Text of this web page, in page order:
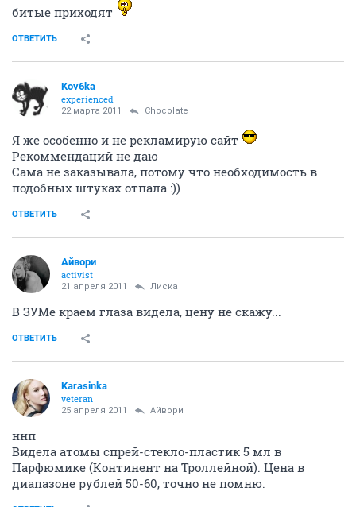
битые приходят
ОТВЕТИТЬ
Kov6ka
experienced
22 марта 2011 Chocolate
Я же особенно и не рекламирую сайт
Рекоммендаций не даю
Сама не заказывала, потому что необходимость в
подобных штуках отпала :))
ОТВЕТИТЬ
Айвори
activist
21 апреля 2011 Лиска
В ЗУМе краем глаза видела, цену не скажу...
ОТВЕТИТЬ
Karasinka
veteran
25 апреля 2011 Айвори
ннп
Видела атомы спрей-стекло-пластик 5 мл в
Парфюмике (Континент на Троллейной). Цена в
диапазоне рублей 50-60, точно не помню.